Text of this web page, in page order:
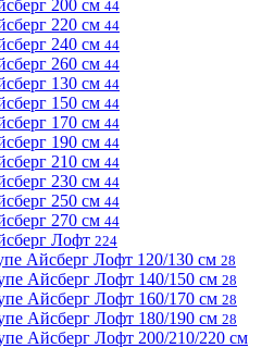
200 см 44
220 см 44
240 см 44
260 см 44
130 см 44
150 см 44
170 см 44
190 см 44
210 см 44
230 см 44
250 см 44
270 см 44
Лофт 224
Айсберг Лофт 120/130 см 28
Айсберг Лофт 140/150 см 28
Айсберг Лофт 160/170 см 28
Айсберг Лофт 180/190 см 28
Айсберг Лофт 200/210/220 см